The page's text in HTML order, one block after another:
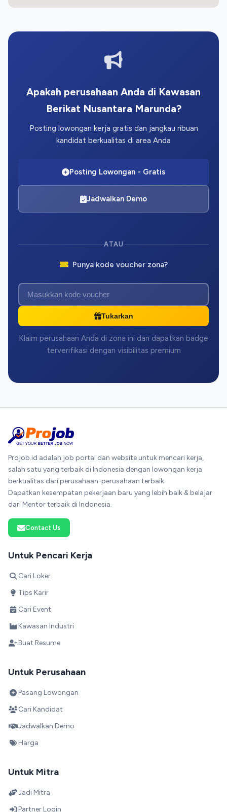
Apakah perusahaan Anda di Kawasan
Berikat Nusantara Marunda?
Posting lowongan kerja gratis dan jangkau ribuan
kandidat berkualitas di area Anda
Posting Lowongan - Gratis
Jadwalkan Demo
ATAU
Punya kode voucher zona?
Tukarkan
Klaim perusahaan Anda di zona ini dan dapatkan badge
terverifikasi dengan visibilitas premium
Projob.id adalah job portal dan website untuk mencari kerja,
salah satu yang terbaik di Indonesia dengan lowongan kerja
berkualitas dari perusahaan-perusahaan terbaik.
Dapatkan kesempatan pekerjaan baru yang lebih baik & belajar
dari Mentor terbaik di Indonesia.
Contact Us
Untuk Pencari Kerja
Cari Loker
Tips Karir
Cari Event
Kawasan Industri
Buat Resume
Untuk Perusahaan
Pasang Lowongan
Cari Kandidat
Jadwalkan Demo
Harga
Untuk Mitra
Jadi Mitra
Partner Login